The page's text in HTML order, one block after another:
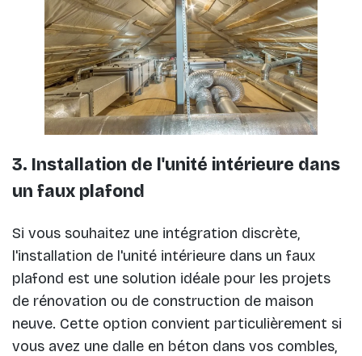
3. Installation de l'unité intérieure dans
un faux plafond
Si vous souhaitez une intégration discrète,
l'installation de l'unité intérieure dans un faux
plafond est une solution idéale pour les projets
de rénovation ou de construction de maison
neuve. Cette option convient particulièrement si
vous avez une dalle en béton dans vos combles,